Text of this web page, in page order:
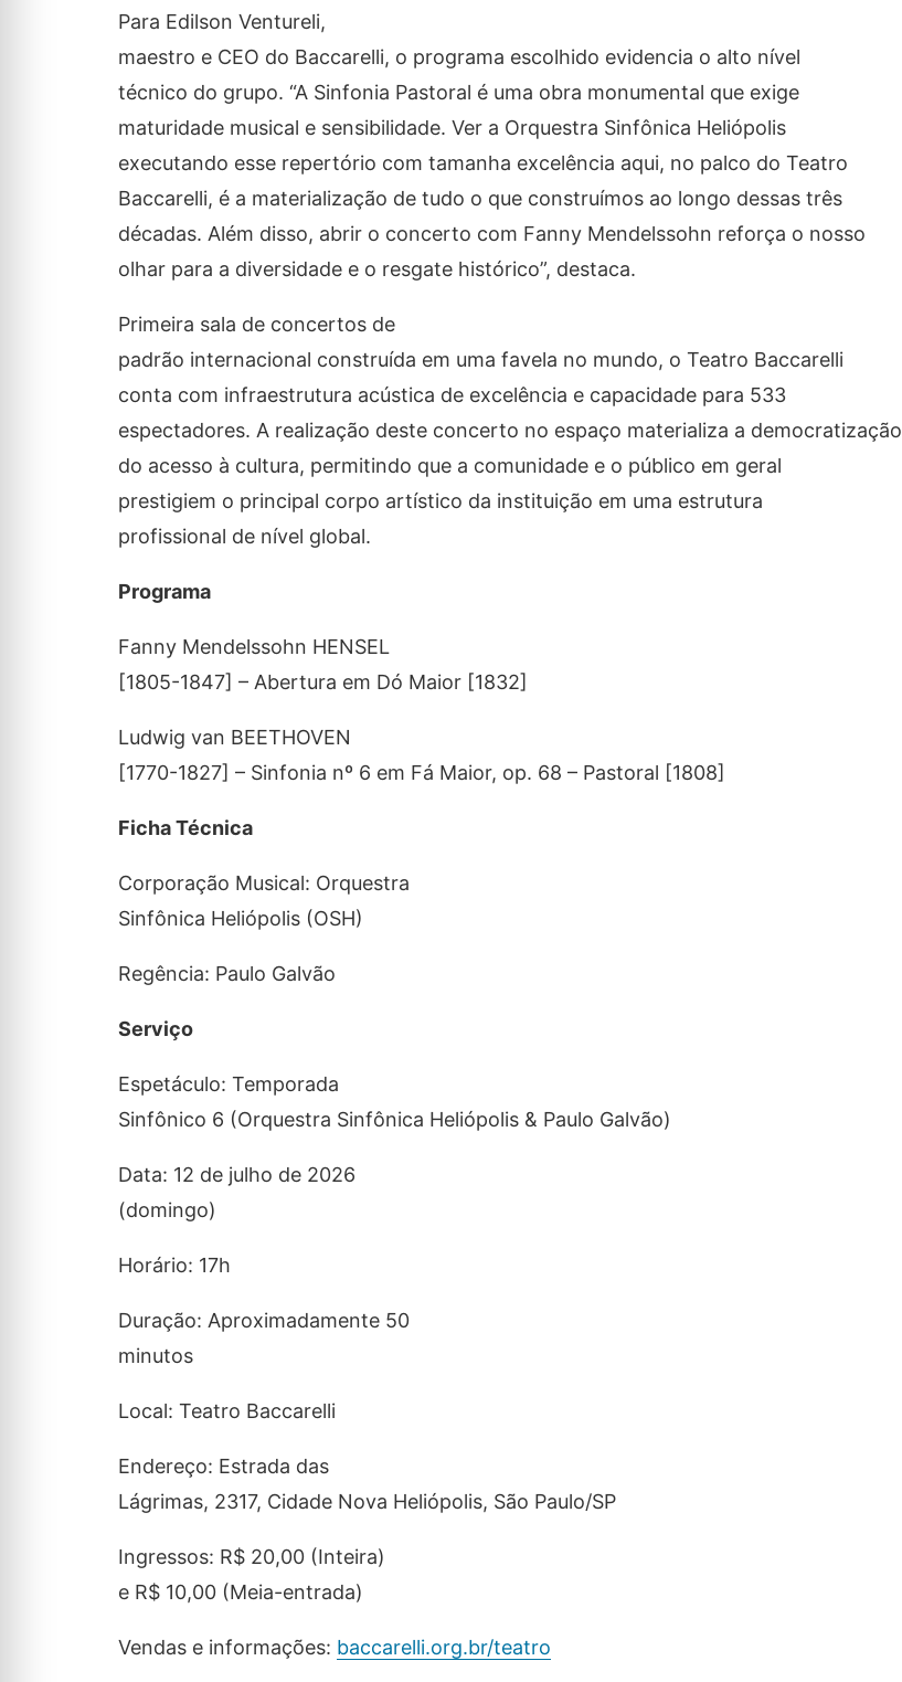
Para Edilson Ventureli,
maestro e CEO do Baccarelli, o programa escolhido evidencia o alto nível
técnico do grupo. “A Sinfonia Pastoral é uma obra monumental que exige
maturidade musical e sensibilidade. Ver a Orquestra Sinfônica Heliópolis
executando esse repertório com tamanha excelência aqui, no palco do Teatro
Baccarelli, é a materialização de tudo o que construímos ao longo dessas três
décadas. Além disso, abrir o concerto com Fanny Mendelssohn reforça o nosso
olhar para a diversidade e o resgate histórico”, destaca.
Primeira sala de concertos de
padrão internacional construída em uma favela no mundo, o Teatro Baccarelli
conta com infraestrutura acústica de excelência e capacidade para 533
espectadores. A realização deste concerto no espaço materializa a democratização
do acesso à cultura, permitindo que a comunidade e o público em geral
prestigiem o principal corpo artístico da instituição em uma estrutura
profissional de nível global.
Programa
Fanny Mendelssohn HENSEL
[1805-1847] – Abertura em Dó Maior [1832]
Ludwig van BEETHOVEN
[1770-1827] – Sinfonia nº 6 em Fá Maior, op. 68 – Pastoral [1808]
Ficha Técnica
Corporação Musical: Orquestra
Sinfônica Heliópolis (OSH)
Regência: Paulo Galvão
Serviço
Espetáculo: Temporada
Sinfônico 6 (Orquestra Sinfônica Heliópolis & Paulo Galvão)
Data: 12 de julho de 2026
(domingo)
Horário: 17h
Duração: Aproximadamente 50
minutos
Local: Teatro Baccarelli
Endereço: Estrada das
Lágrimas, 2317, Cidade Nova Heliópolis, São Paulo/SP
Ingressos: R$ 20,00 (Inteira)
e R$ 10,00 (Meia-entrada)
Vendas e informações: baccarelli.org.br/teatro